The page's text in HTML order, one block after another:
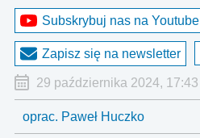
Subskrybuj nas na Youtube
Zapisz się na newsletter
29 października 2024, 17:43
oprac. Paweł Huczko